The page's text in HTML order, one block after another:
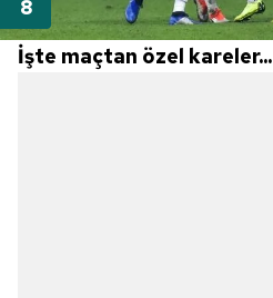
İşte maçtan özel kareler...